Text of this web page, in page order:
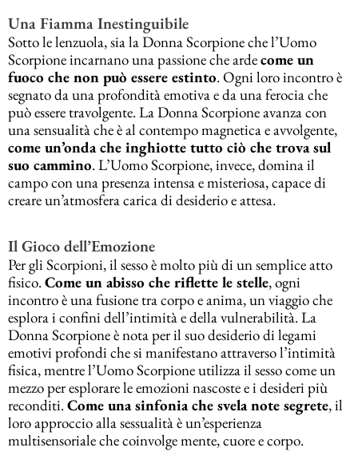
Una Fiamma Inestinguibile
Sotto le lenzuola, sia la Donna Scorpione che l’Uomo
Scorpione incarnano una passione che ardecome un
fuoco che non può essere estinto. Ogni loro incontro è
segnato da una profondità emotiva e da una ferocia che
può essere travolgente. La Donna Scorpione avanza con
una sensualità che è al contempo magnetica e avvolgente,
come un’onda che inghiotte tutto ciò che trova sul
suo cammino. L’Uomo Scorpione, invece, domina il
campo con una presenza intensa e misteriosa, capace di
creare un’atmosfera carica di desiderio e attesa.
Il Gioco dell’Emozione
Per gli Scorpioni, il sesso è molto più di un semplice atto
fisico.Come un abisso che riflette le stelle, ogni
incontro è una fusione tra corpo e anima, un viaggio che
esplora i confini dell’intimità e della vulnerabilità. La
Donna Scorpione è nota per il suo desiderio di legami
emotivi profondi che si manifestano attraverso l’intimità
fisica, mentre l’Uomo Scorpione utilizza il sesso come un
mezzo per esplorare le emozioni nascoste e i desideri più
reconditi.Come una sinfonia che svela note segrete, il
loro approccio alla sessualità è un’esperienza
multisensoriale che coinvolge mente, cuore e corpo.